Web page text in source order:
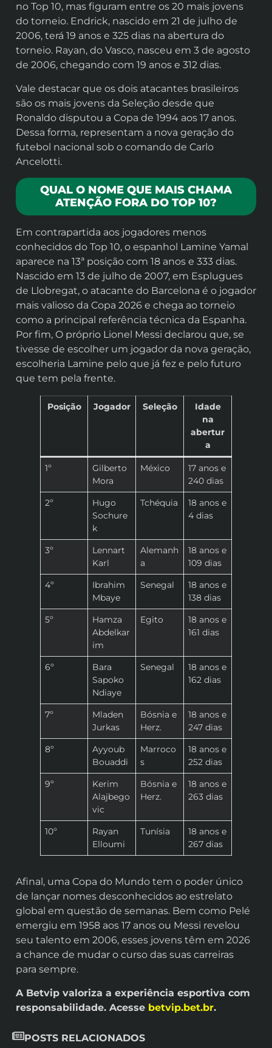
no Top 10, mas figuram entre os 20 mais jovens
do torneio. Endrick, nascido em 21 de julho de
2006, terá 19 anos e 325 dias na abertura do
torneio. Rayan, do Vasco, nasceu em 3 de agosto
de 2006, chegando com 19 anos e 312 dias.
Vale destacar que os dois atacantes brasileiros
são os mais jovens da Seleção desde que
Ronaldo disputou a Copa de 1994 aos 17 anos.
Dessa forma, representam a nova geração do
futebol nacional sob o comando de Carlo
Ancelotti.
QUAL O NOME QUE MAIS CHAMA
ATENÇÃO FORA DO TOP 10?
Em contrapartida aos jogadores menos
conhecidos do Top 10, o espanhol Lamine Yamal
aparece na 13ª posição com 18 anos e 333 dias.
Nascido em 13 de julho de 2007, em Esplugues
de Llobregat, o atacante do Barcelona é o jogador
mais valioso da Copa 2026 e chega ao torneio
como a principal referência técnica da Espanha.
Por fim, O próprio Lionel Messi declarou que, se
tivesse de escolher um jogador da nova geração,
escolheria Lamine pelo que já fez e pelo futuro
que tem pela frente.
Posição Jogador Seleção
Idade
na
abertur
a
1º
Gilberto
Mora
México
17 anos e
240 dias
2º
Hugo
Sochure
k
Tchéquia
18 anos e
4 dias
3º
Lennart
Karl
Alemanh
a
18 anos e
109 dias
4º
Ibrahim
Mbaye
Senegal
18 anos e
138 dias
5º
Hamza
Abdelkar
im
Egito
18 anos e
161 dias
6º
Bara
Sapoko
Ndiaye
Senegal
18 anos e
162 dias
7º
Mladen
Jurkas
Bósnia e
Herz.
18 anos e
247 dias
8º
Ayyoub
Bouaddi
Marroco
s
18 anos e
252 dias
9º
Kerim
Alajbego
vic
Bósnia e
Herz.
18 anos e
263 dias
10º
Rayan
Elloumi
Tunísia
18 anos e
267 dias
Afinal, uma Copa do Mundo tem o poder único
de lançar nomes desconhecidos ao estrelato
global em questão de semanas. Bem como Pelé
emergiu em 1958 aos 17 anos ou Messi revelou
seu talento em 2006, esses jovens têm em 2026
a chance de mudar o curso das suas carreiras
para sempre.
A Betvip valoriza a experiência esportiva com
responsabilidade. Acesse betvip.bet.br.
POSTS RELACIONADOS